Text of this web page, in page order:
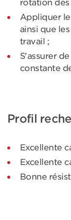
rotation des
Appliquer
ainsi que
travail ;
S'assurer
constante
Profil
Excellente
Excellente
Bonne